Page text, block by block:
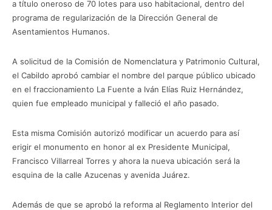
a título oneroso de 70 lotes para uso habitacional, dentro del
programa de regularización de la Dirección General de
Asentamientos Humanos.
A solicitud de la Comisión de Nomenclatura y Patrimonio Cultural,
el Cabildo aprobó cambiar el nombre del parque público ubicado
en el fraccionamiento La Fuente a Iván Elías Ruiz Hernández,
quien fue empleado municipal y falleció el año pasado.
Esta misma Comisión autorizó modificar un acuerdo para así
erigir el monumento en honor al ex Presidente Municipal,
Francisco Villarreal Torres y ahora la nueva ubicación será la
esquina de la calle Azucenas y avenida Juárez.
Además de que se aprobó la reforma al Reglamento Interior del